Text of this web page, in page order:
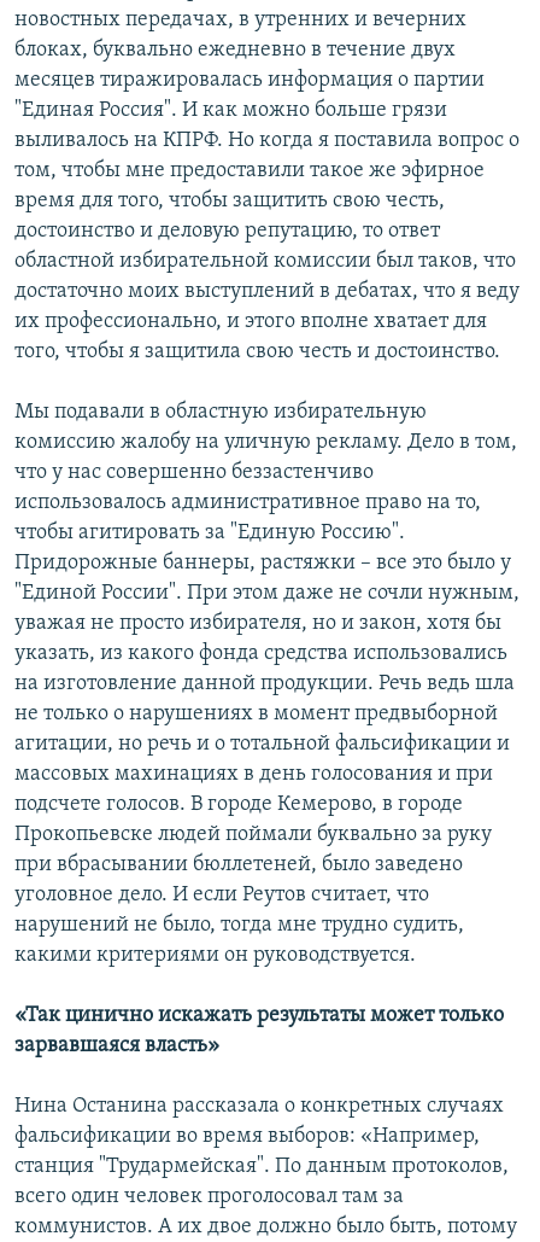
новостных передачах, в утренних и вечерних
блоках, буквально ежедневно в течение двух
месяцев тиражировалась информация о партии
"Единая Россия". И как можно больше грязи
выливалось на КПРФ. Но когда я поставила вопрос о
том, чтобы мне предоставили такое же эфирное
время для того, чтобы защитить свою честь,
достоинство и деловую репутацию, то ответ
областной избирательной комиссии был таков, что
достаточно моих выступлений в дебатах, что я веду
их профессионально, и этого вполне хватает для
того, чтобы я защитила свою честь и достоинство.
Мы подавали в областную избирательную
комиссию жалобу на уличную рекламу. Дело в том,
что у нас совершенно беззастенчиво
использовалось административное право на то,
чтобы агитировать за "Единую Россию".
Придорожные баннеры, растяжки – все это было у
"Единой России". При этом даже не сочли нужным,
уважая не просто избирателя, но и закон, хотя бы
указать, из какого фонда средства использовались
на изготовление данной продукции. Речь ведь шла
не только о нарушениях в момент предвыборной
агитации, но речь и о тотальной фальсификации и
массовых махинациях в день голосования и при
подсчете голосов. В городе Кемерово, в городе
Прокопьевске людей поймали буквально за руку
при вбрасывании бюллетеней, было заведено
уголовное дело. И если Реутов считает, что
нарушений не было, тогда мне трудно судить,
какими критериями он руководствуется.
«Так цинично искажать результаты может только
зарвавшаяся власть»
Нина Останина рассказала о конкретных случаях
фальсификации во время выборов: «Например,
станция "Трудармейская". По данным протоколов,
всего один человек проголосовал там за
коммунистов. А их двое должно было быть, потому